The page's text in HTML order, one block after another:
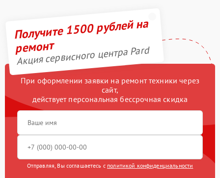
Получите 1500 рублей на
ремонт
Акция сервисного центра Pard
При оформлении заявки на ремонт техники через
сайт,
действует персональная бессрочная скидка
Отправляя, Вы соглашаетесь с политикой конфиденциальности